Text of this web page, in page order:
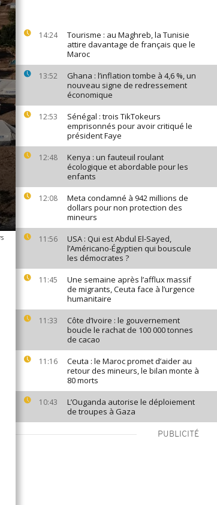
14:24
Tourisme : au Maghreb, la Tunisie
attire davantage de français que le
Maroc
13:52
Ghana : l’inflation tombe à 4,6 %, un
nouveau signe de redressement
économique
12:53
Sénégal : trois TikTokeurs
emprisonnés pour avoir critiqué le
président Faye
12:48
Kenya : un fauteuil roulant
écologique et abordable pour les
enfants
12:08
Meta condamné à 942 millions de
dollars pour non protection des
mineurs
11:56
USA : Qui est Abdul El-Sayed,
l’Américano-Égyptien qui bouscule
les démocrates ?
11:45
Une semaine après l’afflux massif
de migrants, Ceuta face à l’urgence
humanitaire
11:33
Côte d’Ivoire : le gouvernement
boucle le rachat de 100 000 tonnes
de cacao
11:16
Ceuta : le Maroc promet d’aider au
retour des mineurs, le bilan monte à
80 morts
10:43
L’Ouganda autorise le déploiement
de troupes à Gaza
PUBLICITÉ